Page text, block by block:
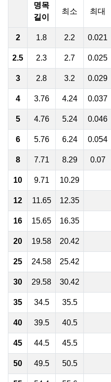
명목
길이
최소 최대
2 1.8 2.2 0.021
2.5 2.3 2.7 0.025
3 2.8 3.2 0.029
4 3.76 4.24 0.037
5 4.76 5.24 0.046
6 5.76 6.24 0.054
8 7.71 8.29 0.07
10 9.71 10.29
12 11.65 12.35
16 15.65 16.35
20 19.58 20.42
25 24.58 25.42
30 29.58 30.42
35 34.5 35.5
40 39.5 40.5
45 44.5 45.5
50 49.5 50.5